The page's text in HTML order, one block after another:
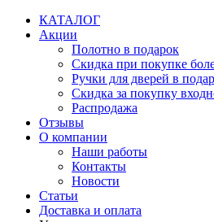
Перейти
содержимому
КАТАЛОГ
Акции
Полотно в подарок
Скидка при покупке
Ручки для дверей в
Скидка за покупку
Распродажа
Отзывы
О компании
Наши работы
Контакты
Новости
Статьи
Доставка и оплата